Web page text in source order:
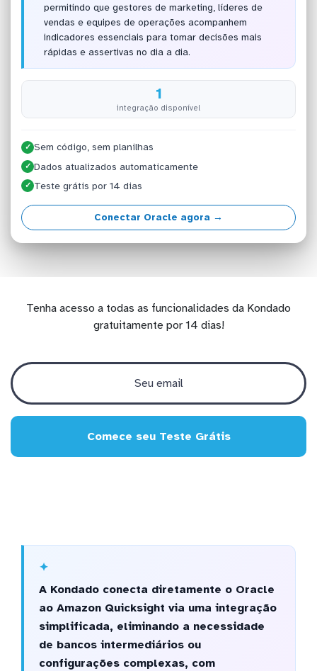
permitindo que gestores de marketing, líderes de
vendas e equipes de operações acompanhem
indicadores essenciais para tomar decisões mais
rápidas e assertivas no dia a dia.
1
integração disponível
✓ Sem código, sem planilhas
✓ Dados atualizados automaticamente
✓ Teste grátis por 14 dias
Conectar Oracle agora →
Tenha acesso a todas as funcionalidades da Kondado
gratuitamente por 14 dias!
Comece seu Teste Grátis
A Kondado conecta diretamente o Oracle
ao Amazon Quicksight via uma integração
simplificada, eliminando a necessidade
de bancos intermediários ou
configurações complexas, com